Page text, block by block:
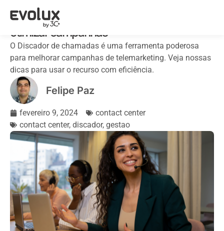
Como usar o discador de chamadas para
otimizar campanhas
O Discador de chamadas é uma ferramenta poderosa
para melhorar campanhas de telemarketing. Veja nossas
dicas para usar o recurso com eficiência.
Felipe Paz
fevereiro 9, 2024
contact center
contact center, discador, gestao